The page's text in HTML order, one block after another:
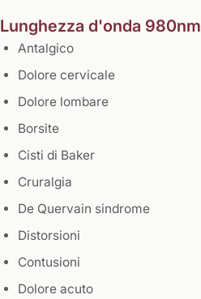
Lunghezza d'onda 980nm
Antalgico
Dolore cervicale
Dolore lombare
Borsite
Cisti di Baker
Cruralgia
De Quervain sindrome
Distorsioni
Contusioni
Dolore acuto